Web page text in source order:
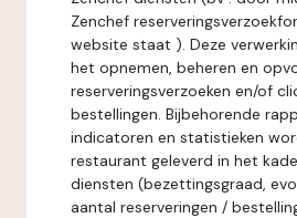
Zenchef
website staat ). Deze
het opnemen, beheren en
reserveringsverzoeken en/of
bestellingen. Bijbehorende
indicatoren en statistieken
restaurant geleverd in het
diensten (bezettingsgraad,
aantal reserveringen /